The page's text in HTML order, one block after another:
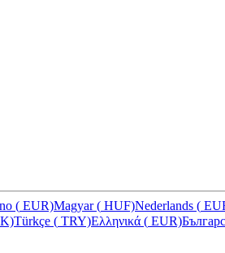
( EUR)Magyar( HUF)Nederlands (
Türkçe ( TRY)Ελληνικά ( EUR)